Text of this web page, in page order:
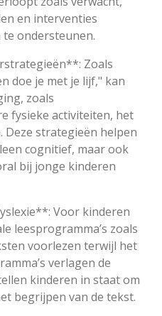
en interventies
ondersteunen.
Zoals
doe je met je lijf," kan
zoals
fysieke activiteiten, het
Deze strategieën helpen
cognitief, maar ook
bij jonge kinderen
Voor kinderen
leesprogramma’s zoals
voorlezen terwijl het
verlagen de
kinderen in staat om
begrijpen van de tekst.